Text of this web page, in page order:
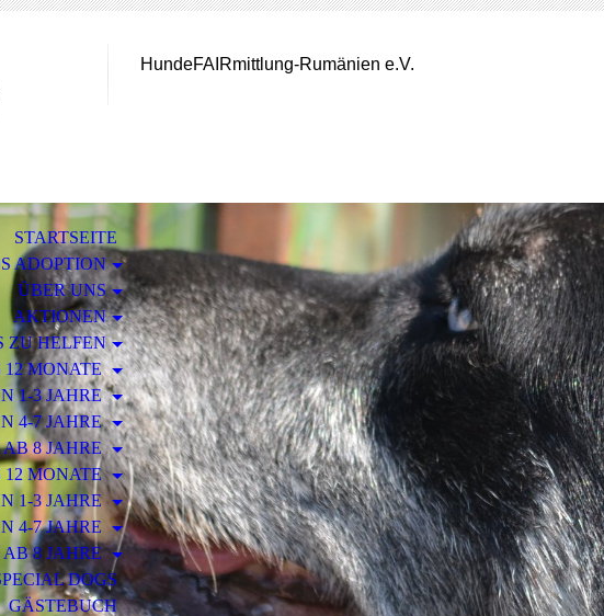
HundeFAIRmittlung-Rumänien e.V.
STARTSEITE
ADOPTION
ÜBER UNS
AKTIONEN
ZU HELFEN
12 MONATE
1-3 JAHRE
4-7 JAHRE
8 JAHRE
12 MONATE
1-3 JAHRE
4-7 JAHRE
AB 8 JAHRE
DOGS
GÄSTEBUCH